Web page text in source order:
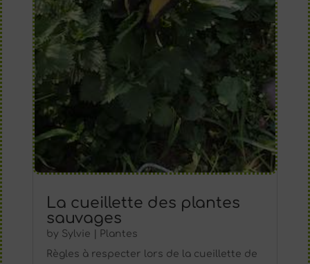
La cueillette des plantes
sauvages
by Sylvie
Plantes
Règles à respecter lors de la cueillette de